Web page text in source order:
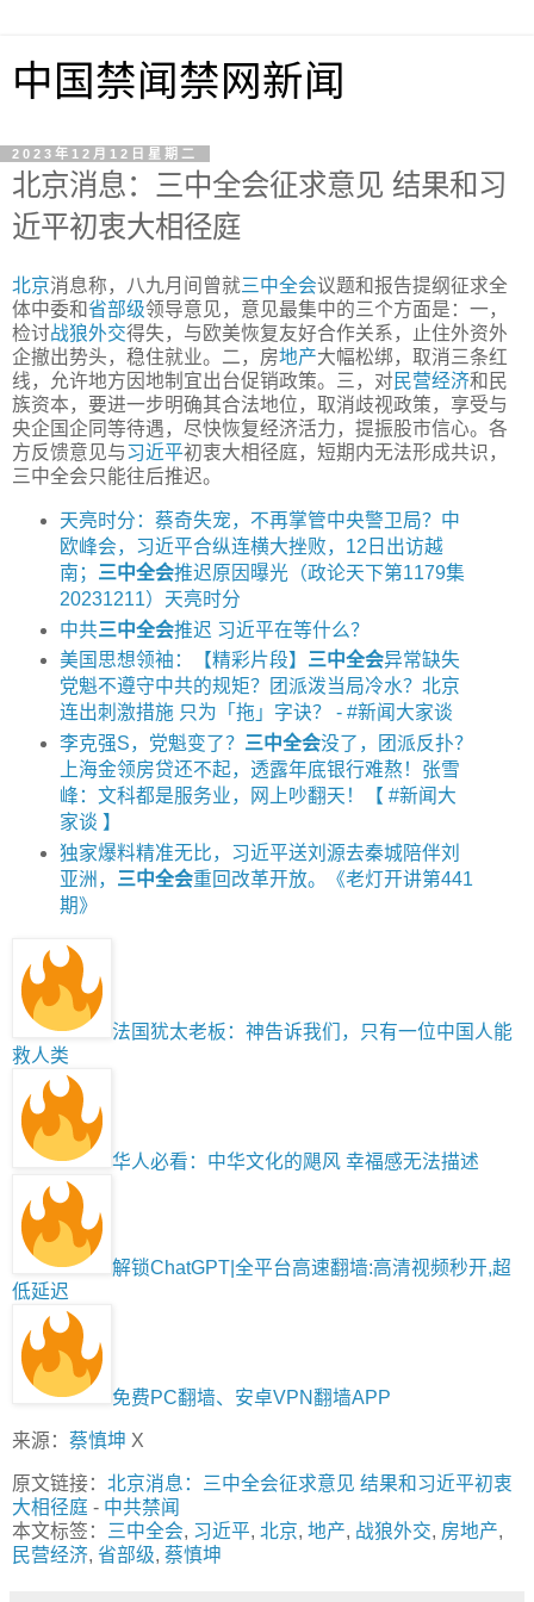
中国禁闻禁网新闻
2023年12月12日星期二
北京消息：三中全会征求意见 结果和习
近平初衷大相径庭
北京消息称，八九月间曾就三中全会议题和报告提纲征求全
体中委和省部级领导意见，意见最集中的三个方面是：一，
检讨战狼外交得失，与欧美恢复友好合作关系，止住外资外
企撤出势头，稳住就业。二，房地产大幅松绑，取消三条红
线，允许地方因地制宜出台促销政策。三，对民营经济和民
族资本，要进一步明确其合法地位，取消歧视政策，享受与
央企国企同等待遇，尽快恢复经济活力，提振股市信心。各
方反馈意见与习近平初衷大相径庭，短期内无法形成共识，
三中全会只能往后推迟。
天亮时分：蔡奇失宠，不再掌管中央警卫局？中
欧峰会，习近平合纵连横大挫败，12日出访越
南； 三中全会推迟原因曝光（政论天下第1179集
20231211）天亮时分
中共三中全会推迟 习近平在等什么？
美国思想领袖：【精彩片段】 三中全会异常缺失
党魁不遵守中共的规矩？团派泼当局冷水？北京
连出刺激措施 只为「拖」字诀？ - #新闻大家谈
李克强S，党魁变了？ 三中全会没了，团派反扑？
上海金领房贷还不起，透露年底银行难熬！张雪
峰：文科都是服务业，网上吵翻天！【 #新闻大
家谈 】
独家爆料精准无比，习近平送刘源去秦城陪伴刘
亚洲， 三中全会重回改革开放。《老灯开讲第441
期》
法国犹太老板：神告诉我们，只有一位中国人能
救人类
华人必看：中华文化的飓风 幸福感无法描述
解锁ChatGPT|全平台高速翻墙:高清视频秒开,超
低延迟
免费PC翻墙、安卓VPN翻墙APP
来源： 蔡慎坤 X
原文链接： 北京消息：三中全会征求意见 结果和习近平初衷
大相径庭 - 中共禁闻
本文标签：
三中全会, 习近平, 北京, 地产, 战狼外交, 房地产,
民营经济, 省部级, 蔡慎坤